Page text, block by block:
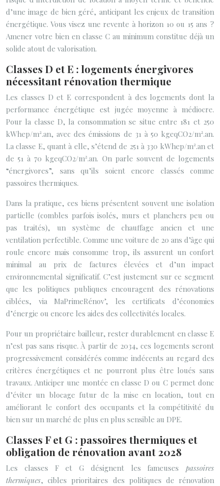
d’une image de bien géré, anticipant les enjeux de transition
énergétique. Vous visez une revente à horizon 10 ou 15 ans ?
Amener votre bien en classe C au minimum constitue déjà un
solide atout de valorisation.
Classes D et E : logements énergivores
nécessitant rénovation thermique
Les classes D et E correspondent à des logements dont la
performance énergétique est jugée moyenne à médiocre.
Pour la classe D, la consommation se situe entre 181 et 250
kWhep/m².an, avec des émissions de 31 à 50 kgeqCO2/m².an.
La classe E, quant à elle, s’étend de 251 à 330 kWhep/m².an et
de 51 à 70 kgeqCO2/m².an. On parle souvent de logements
“énergivores”, sans qu’ils soient encore classés comme
passoires thermiques.
Dans la pratique, ces biens présentent souvent une isolation
partielle (combles parfois isolés, murs et planchers peu ou
pas traités), un système de chauffage ancien et une
ventilation perfectible. Comme une voiture de 20 ans d’âge qui
roule encore mais consomme trop, ils assurent un confort
minimal au prix de factures élevées et d’un impact
environnemental significatif. C’est justement sur ce segment
que les politiques publiques encouragent des rénovations
ciblées, via MaPrimeRénov’, les certificats d’économies
d’énergie ou encore les aides des collectivités locales.
Pour un propriétaire bailleur, rester durablement en classe E
n’est pas sans risque. À partir de 2034, ces logements seront
progressivement considérés comme indécents au regard des
critères énergétiques et ne pourront plus être loués sans
travaux. Anticiper une montée en classe D ou C permet donc
d’éviter un blocage futur de la mise en location, tout en
améliorant le confort des occupants et la compétitivité du
bien sur un marché de plus en plus sensible au DPE.
Classes F et G : passoires thermiques et
obligation de rénovation avant 2028
Les classes F et G désignent les fameuses passoires
thermiques, cibles prioritaires des politiques de rénovation